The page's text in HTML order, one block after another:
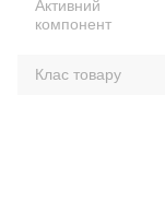
Активний
компонент
Клас товару